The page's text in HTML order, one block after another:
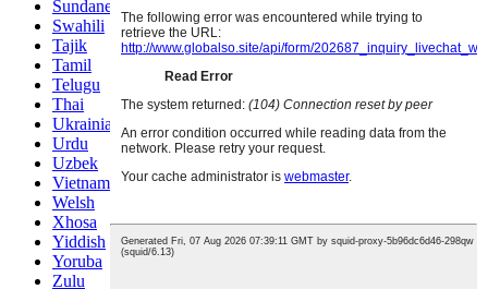
Sundanese
Swahili
Tajik
Tamil
Telugu
Thai
Ukrainian
Urdu
Uzbek
Vietnamese
Welsh
Xhosa
Yiddish
Yoruba
Zulu